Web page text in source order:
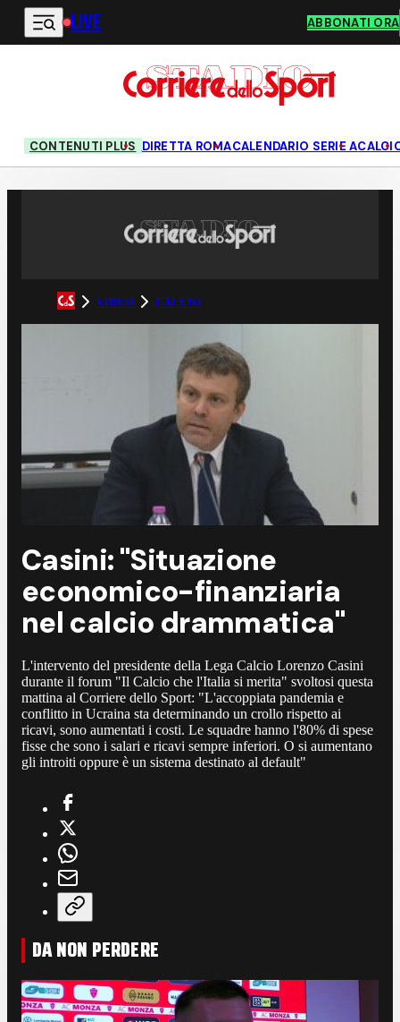
Vai al contenuto principale
LIVE ABBONATI ORA
CONTENUTI PLUS DIRETTA ROMACALENDARIO SERIE A
VIDEO CALCIO
Casini: "Situazione
economico-finanziaria
nel calcio drammatica"
L'intervento del presidente della Lega Calcio Lorenzo Casini
durante il forum "Il Calcio che l'Italia si merita" svoltosi questa
mattina al Corriere dello Sport: "L'accoppiata pandemia e
conflitto in Ucraina sta determinando un crollo rispetto ai
ricavi, sono aumentati i costi. Le squadre hanno l'80% di spese
fisse che sono i salari e ricavi sempre inferiori. O si aumentano
gli introiti oppure è un sistema destinato al default"
DA NON PERDERE